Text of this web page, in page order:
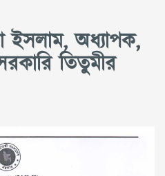
ইসলাম, অধ্যাপক,
সরকারি তিতুমীর